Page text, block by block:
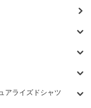
アライズドシャツ